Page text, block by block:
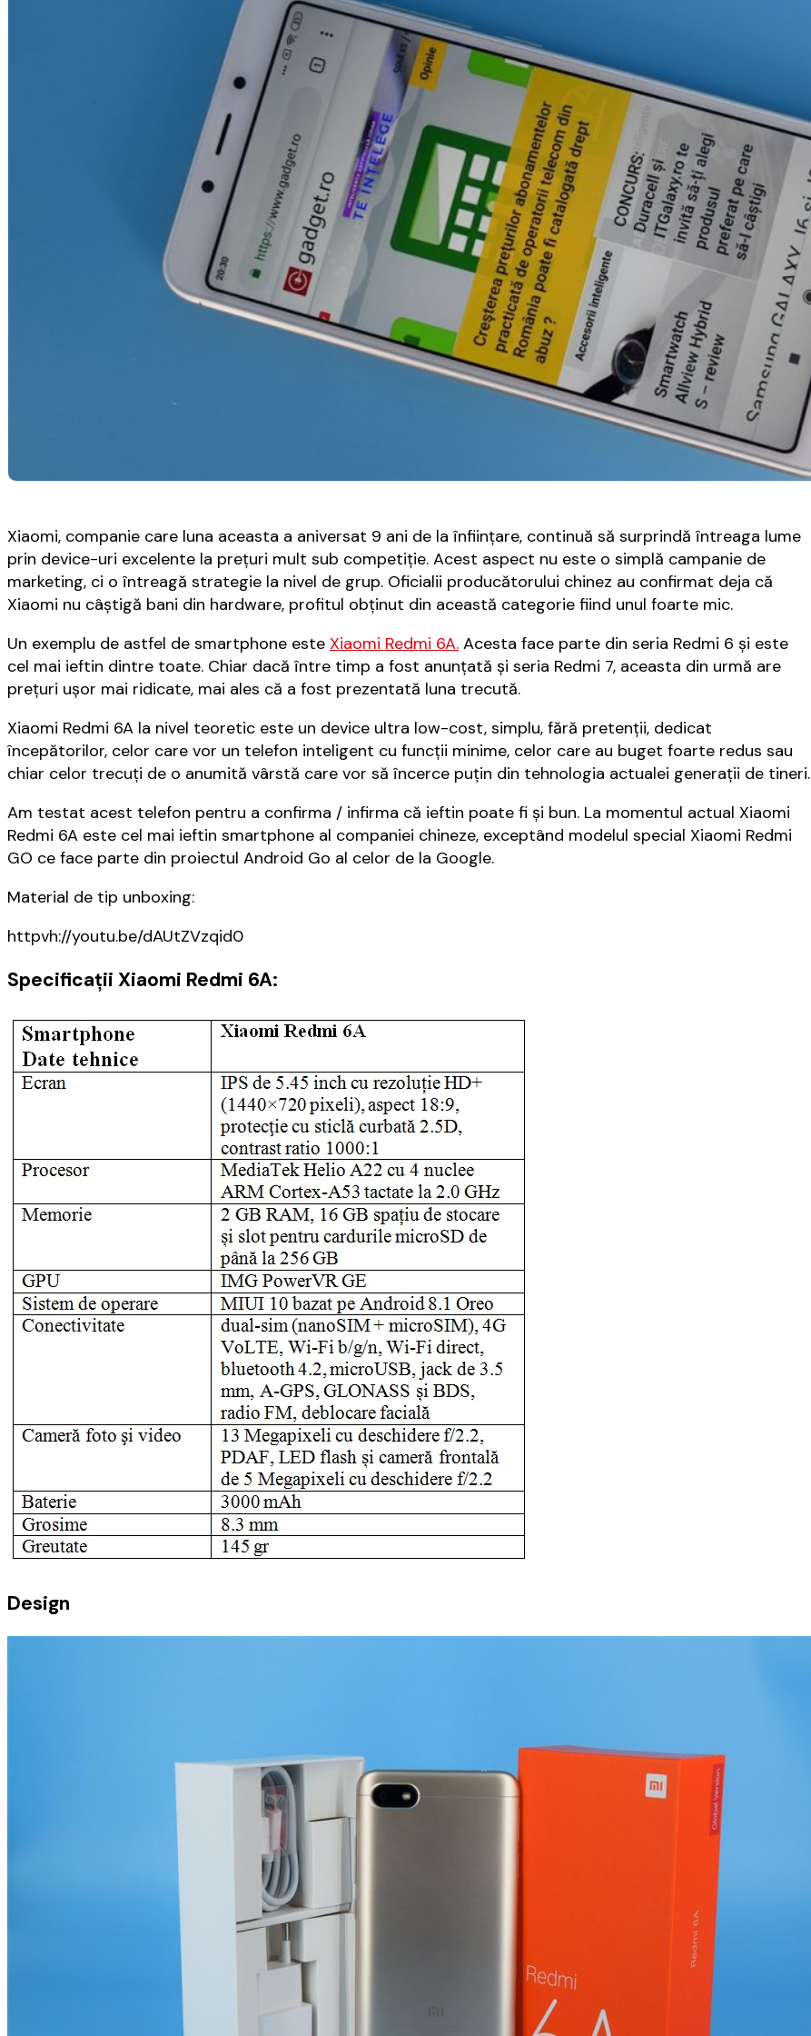
Xiaomi, companie care luna aceasta a aniversat 9 ani de la înfiinţare, continuă să surprindă întreaga lume
prin device-uri excelente la preţuri mult sub competiţie. Acest aspect nu este o simplă campanie de
marketing, ci o întreagă strategie la nivel de grup. Oficialii producătorului chinez au confirmat deja că
Xiaomi nu câştigă bani din hardware, profitul obţinut din această categorie fiind unul foarte mic.
Un exemplu de astfel de smartphone este Xiaomi Redmi 6A. Acesta face parte din seria Redmi 6 şi este
cel mai ieftin dintre toate. Chiar dacă între timp a fost anunţată şi seria Redmi 7, aceasta din urmă are
preţuri uşor mai ridicate, mai ales că a fost prezentată luna trecută.
Xiaomi Redmi 6A la nivel teoretic este un device ultra low-cost, simplu, fără pretenţii, dedicat
începătorilor, celor care vor un telefon inteligent cu funcţii minime, celor care au buget foarte redus sau
chiar celor trecuţi de o anumită vârstă care vor să încerce puţin din tehnologia actualei generaţii de tineri.
Am testat acest telefon pentru a confirma / infirma că ieftin poate fi şi bun. La momentul actual Xiaomi
Redmi 6A este cel mai ieftin smartphone al companiei chineze, exceptând modelul special Xiaomi Redmi
GO ce face parte din proiectul Android Go al celor de la Google.
Material de tip unboxing:
httpvh://youtu.be/dAUtZVzqid0
Specificaţii Xiaomi Redmi 6A:
Design